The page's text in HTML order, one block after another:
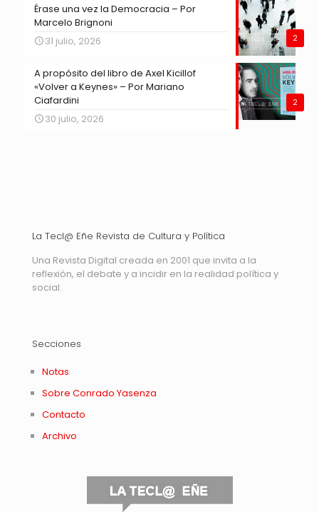
2
Érase una vez la Democracia – Por
Marcelo Brignoni
31 julio, 2026
2
A propósito del libro de Axel Kicillof
«Volver a Keynes» – Por Mariano
Ciafardini
30 julio, 2026
La Tecl@ Eñe Revista de Cultura y Política
Una Revista Digital creada en 2001 que invita a la
reflexión, el debate y a incidir en la realidad política y
social.
Secciones
Notas
Sobre Conrado Yasenza
Contacto
Archivo